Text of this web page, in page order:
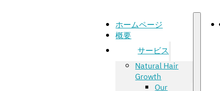
ホームページ
概要
サービス
Natural Hair
Growth
Our